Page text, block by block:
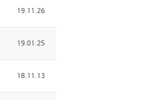
19.11.26
19.01.25
18.11.13